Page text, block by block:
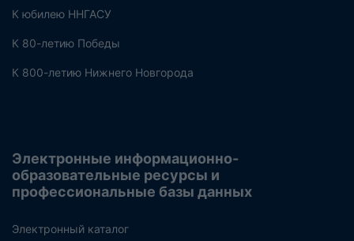
К юбилею ННГАСУ
К 80-летию Победы
К 800-летию Нижнего Новгорода
Электронные информационно-
образовательные ресурсы и
профессиональные базы данных
Электронный каталог